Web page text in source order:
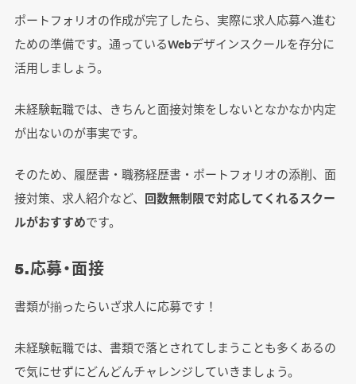
ポートフォリオの作成が完了したら、実際に求人応募へ進む
ための準備です。通っているWebデザインスクールを存分に
活用しましょう。
未経験転職では、きちんと面接対策をしないとなかなか内定
が出ないのが事実です。
そのため、履歴書・職務経歴書・ポートフォリオの添削、面
接対策、求人紹介など、 回数無制限で対応してくれるスクー
ルがおすすめです。
5.応募・面接
書類が揃ったらいざ求人に応募です！
未経験転職では、書類で落とされてしまうことも多くあるの
で気にせずにどんどんチャレンジしていきましょう。